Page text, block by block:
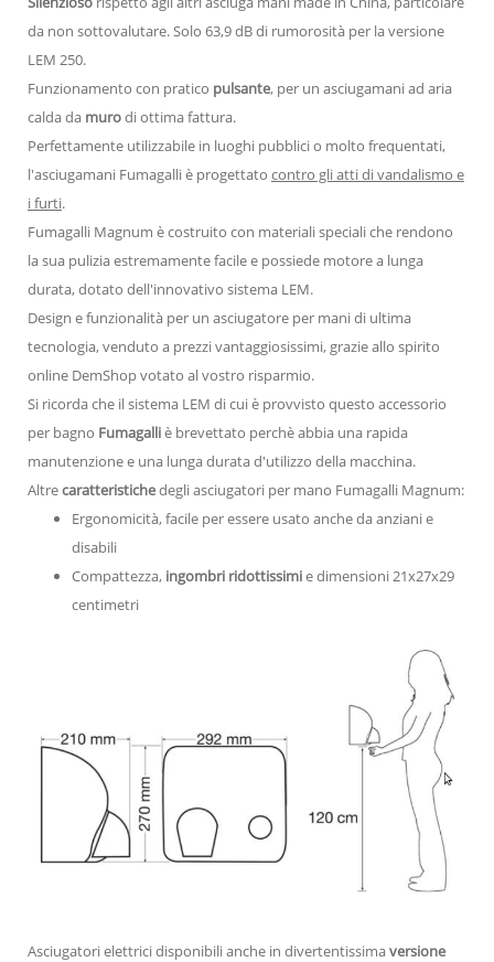
da non sottovalutare. Solo 63,9 dB di rumorosità per la versione
LEM 250.
Funzionamento con pratico pulsante, per un asciugamani ad aria
calda da murodi ottima fattura.
Perfettamente utilizzabile in luoghi pubblici o molto frequentati,
l'asciugamani Fumagalli è progettato contro gli atti di vandalismo e
i furti.
Fumagalli Magnum è costruito con materiali speciali che rendono
la sua pulizia estremamente facile e possiede motore a lunga
durata, dotato dell'innovativo sistema LEM.
Design e funzionalità per un asciugatore per mani di ultima
tecnologia, venduto a prezzi vantaggiosissimi, grazie allo spirito
online DemShop votato al vostro risparmio.
Si ricorda che il sistema LEM di cui è provvisto questo accessorio
per bagno Fumagalliè brevettato perchè abbia una rapida
manutenzione e una lunga durata d'utilizzo della macchina.
Altrecaratteristichedegli asciugatori per mano Fumagalli Magnum:
Ergonomicità, facile per essere usato anche da anziani e
disabili
Compattezza, ingombri ridottissimie dimensioni 21x27x29
centimetri
Asciugatori elettrici disponibili anche in divertentissimaversione